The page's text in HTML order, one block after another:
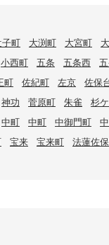
町 大渕町 大宮町
小西町 五条 五条西
町 佐紀町 左京 佐保
神功 菅原町 朱雀 杉
中町 中町 中御門町
宝来 宝来町 法蓮佐